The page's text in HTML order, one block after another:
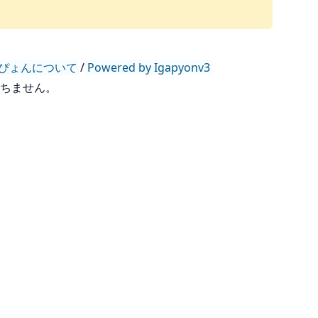
ょんについて / Powered by Igapyonv3
ません。